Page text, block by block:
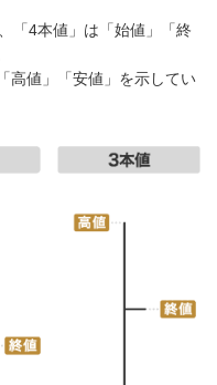
「4本値」は「始値」「終
高値」「安値」を示してい